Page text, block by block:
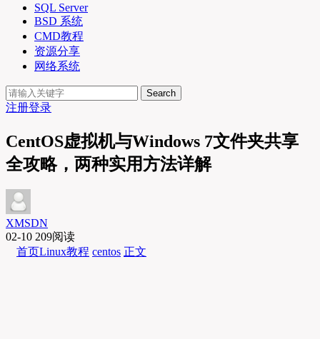
SQL Server
BSD 系统
CMD教程
资源分享
网络系统
Search
注册登录
CentOS虚拟机与Windows 7文件夹共享
全攻略，两种实用方法详解
XMSDN
02-10 209阅读
首页Linux教程 centos 正文